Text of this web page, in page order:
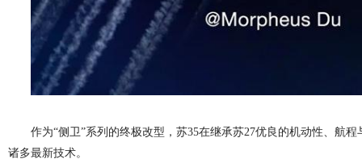
作为“侧卫”系列的终极改型，苏35在继承苏27优良的机动性、航
诸多最新技术。